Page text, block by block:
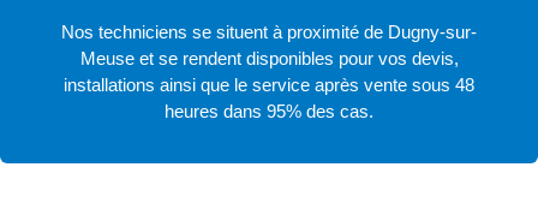
Nos techniciens se situent à proximité de Dugny-sur-
Meuse et se rendent disponibles pour vos devis,
installations ainsi que le service après vente sous 48
heures dans 95% des cas.